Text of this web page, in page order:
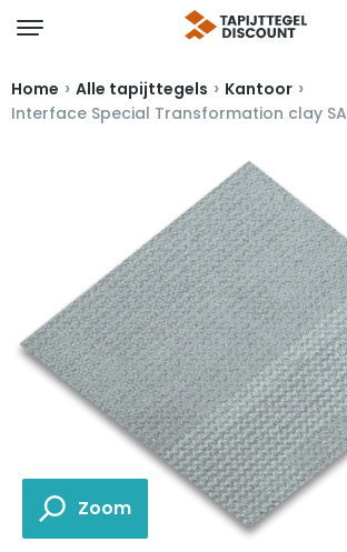
Home › Alle tapijttegels › Kantoor ›
Interface Special Transformation clay SA